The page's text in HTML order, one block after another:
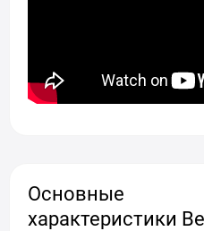
Основные
характеристики